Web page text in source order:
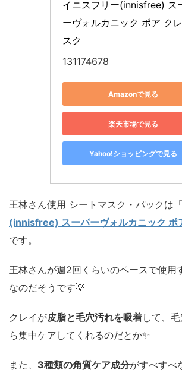
イニスフリー(innisfree) ス
ーヴォルカニック ポア ク
スク
131174678
Amazonで見る
楽天市場で見る
Yahoo!ショッピングで見る
王林さん使用 シートマスク・パックは「
(innisfree) スーパーヴォルカニック ポ
です。
王林さんが週2回くらいのペースで使用
なのだそうです💡
クレイが皮脂と毛穴汚れを吸着して、
ら集中ケアしてくれるのだとか✨
また、 3種類の角質ケア成分がすべすべ